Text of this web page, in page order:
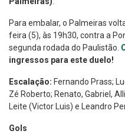
Para embalar, o Palmeiras
feira (5), às 19h30, contra a
segunda rodada do Paulistão.
ingressos para este duelo!
Escalação: Fernando Prass;
Zé Roberto; Renato, Gabriel,
Leite (Victor Luis) e Leandro
Gols